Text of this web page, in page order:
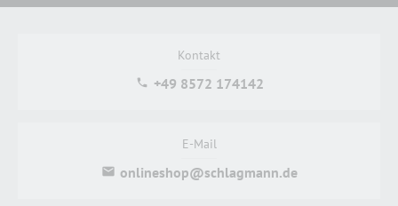
Kontakt
+49 8572 174142
E-Mail
onlineshop@schlagmann.de